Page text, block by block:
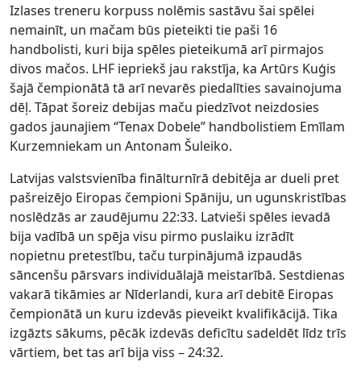
Izlases treneru korpuss nolēmis sastāvu šai spēlei
nemainīt, un mačam būs pieteikti tie paši 16
handbolisti, kuri bija spēles pieteikumā arī pirmajos
divos mačos. LHF iepriekš jau rakstīja, ka Artūrs Kuģis
šajā čempionātā tā arī nevarēs piedalīties savainojuma
dēļ. Tāpat šoreiz debijas maču piedzīvot neizdosies
gados jaunajiem “Tenax Dobele” handbolistiem Emīlam
Kurzemniekam un Antonam Šuleiko.
Latvijas valstsvienība finālturnīrā debitēja ar dueli pret
pašreizējo Eiropas čempioni Spāniju, un ugunskristības
noslēdzās ar zaudējumu 22:33. Latvieši spēles ievadā
bija vadībā un spēja visu pirmo puslaiku izrādīt
nopietnu pretestību, taču turpinājumā izpaudās
sāncenšu pārsvars individuālajā meistarībā. Sestdienas
vakarā tikāmies ar Nīderlandi, kura arī debitē Eiropas
čempionātā un kuru izdevās pieveikt kvalifikācijā. Tika
izgāzts sākums, pēcāk izdevās deficītu sadeldēt līdz trīs
vārtiem, bet tas arī bija viss – 24:32.